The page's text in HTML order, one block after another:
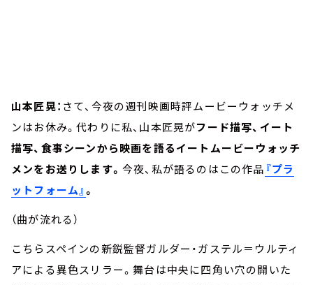
山本匠晃： さて、今夜の週刊映画時評ムービーウォッチメ
ンはお休み。代わりに私、山本匠晃がフード描写、イート
描写、食事シーンから映画を語るイートムービーウォッチ
メンをお送りします。 今夜、私が語るのはこの作品 『プラ
ットフォーム』。
（曲が流れる）
こちらスペインの新鋭監督ガルダー・ガステル＝ウルティ
アによる異色スリラー。舞台は中央に四角い穴の開いた